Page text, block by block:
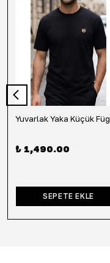
₺ 1,490.00
SEPETE EKLE